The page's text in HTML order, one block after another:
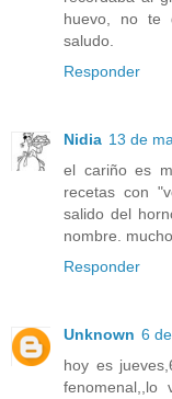
huevo, no te
saludo.
Responder
Nidia 13 de
el cariño es
recetas con
salido del
nombre.
Responder
Unknown 6
hoy es